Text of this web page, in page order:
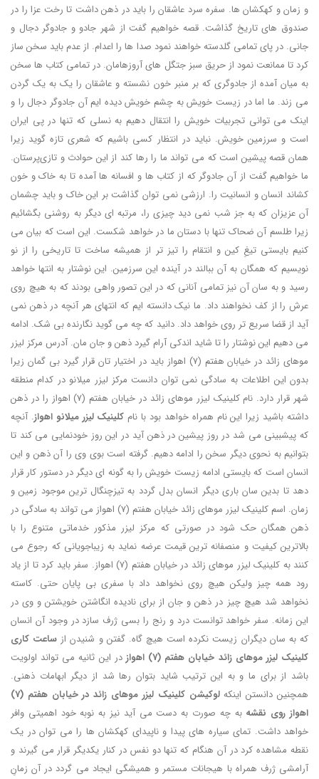
و زمان و کهکشان ها. سفره سرد عاشقان را باید در ذهن داشت تا رخت عزا را در
صندوق های تاریخ گذاشت. قصه خواهیم گفت از شهر جادو و جادوگر دجال و
جانی. در پای تمامی گلدسته خواهند نمود صدا ها را اعدام. از عدم باید سخن ساز
کرد تا ممانعت نمود از حریق سبز جتگل های آروزهامان. در تمامی کتاب ها سخن
به میان آمده از جادوگری که بر منبر خون نشسته و عاشقان را یک به یک گردن
می زند. ما اما در زیست خویش به چشم خویش دیده ایم آن جادوگر دجال را و
اینک می توانی تجربیات خویش را انتقال دهیم به نسلی که تنها در پی ایران
است و سرزمین خویش. نباید در انتظار کسی باشیم که شعری تازه گوید زیرا
همان قصه پیشین است که می تواند ما را رها کند از این حوادث و تازی‌پرستان.
ما خواهیم گفت از آن جادوگر که از کتاب ها و افسانه ها آمده تا به خاک و خون
کشاند انسان و انسانیت را. ارزشی نمی توان گذاشت بر این خاک و باید چشمان
آن عزیزان که به جز شب نمی دید چیزی را، مرتبه ای دیگر به روشنی بگشائیم
زیرا طلسم آن ضحاک تنها با دستان ما در خواهد شکست. این است که بیان می
کنیم بایستی تیغِ کین و انتقام را تیز تر از همیشه ساخت تا تاریخی را از نو
نویسیم که همگان به آن ببالند در آینده این سرزمین. این نوشتار به انتها خواهد
رسید و به سان آن نیز تمامی آنانی که در این تصور واهی بودند که به هیچ روی
عرش را از کف نخواهند داد. ما نیک دانسته ایم که انتهای هر آنچه در ذهن نمی
آید از قضا سریع تر روی خواهد داد. دانید که چه می گوید نگارنده بی شک. ادامه
می دهیم این نوشتار را تا شاید اندکی آرام گیرد ذهن و جان مان. آدرس مرکز لیزر
موهای زائد در خیابان هفتم (7) اهواز باید در اختیار تان قرار گیرد بی گمان زیرا
بدون این اطلاعات به سادگی نمی توان دانست مرکز لیزر میلانو در کدام منطقه
شهر قرار دارد. نام کلینیک لیزر موهای زائد در خیابان هفتم (7) اهواز را در ذهن
داشته باشید زیرا این نام همراه خواهد بود با نام کلینیک لیزر میلانو اهواز. آنچه
که پیشبینی می شد در روز پیشین در ذهن آید در این روز خودنمایی می کند تا
بتوانیم به نحوی دیگر سخن را ادامه دهیم. گرفته است بوی وی را آن ذهن و این
انسان است که بایستی ادامه زیست خویش را به گونه ای دیگر در دستور کار قرار
دهد تا بدین سان باری دیگر انسان بدل گردد به تیزچنگال ترین موجود زمین و
زمان. اسم کلینیک لیزر موهای زائد خیابان هفتم (7) اهواز می تواند به سادگی در
ذهن همگان حک شود در صورتی که مرکز لیزر مذکور خدماتی متنوع را با
بالاترین کیفیت و منصفانه ترین قیمت عرضه نماید به زیباجویانی که رجوع می
کنند به کلینیک لیزر موهای زائد در خیابان هفتم (7) اهواز. سفر باید کرد تا از یاد
رود همه چیز ولیکن هیچ روی نخواهد داد با سفری بی پایان حتی. کاسته
نخواهد شد هیچ چیز در ذهن و جان از برای نادیده انگاشتن خویشتن و وی در
این زمانه. سفر خواهد توانست درد و رنج را بسی ژرف سازد در وجود آن انسان
که به سان دیگران زیست نکرده است هیچ گاه. گفتن و شنیدن از ساعت کاری
کلینیک لیزر موهای زائد خیابان هفتم (7) اهواز
در این ثانیه می تواند اولویت
باشد از برای ما و به این ترتیب شاید بتوان رها شد از دیگر ابهامات ذهنی.
همچنین دانستن اینکه
لوکیشن کلینیک لیزر موهای زائد در خیابان هفتم (7)
اهواز روی نقشه به چه صورت به دست می آید نیز به نوبه خود اهمیتی وافر
خواهد داشت. تمای سیاره های پیدا و ناپیدای کهکشان ها را می توان در یک
نقطه مشاهده کرد در آن هنگام که تنها دو نفس در کنار یکدیگر قرار می گیرند و
آرامشی ژرف همراه با هیجانات مستمر و همیشگی ایجاد می گردد در آن زمانِ